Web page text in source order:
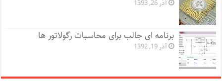
آذر 26, 1393
برنامه ای جالب برای محاسبات رگولاتور ها
آذر 19, 1392